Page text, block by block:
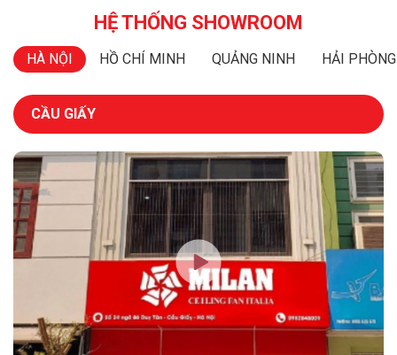
HỆ THỐNG SHOWROOM
HÀ NỘI HỒ CHÍ MINH QUẢNG NINH HẢI PHÒNG
CẦU GIẤY